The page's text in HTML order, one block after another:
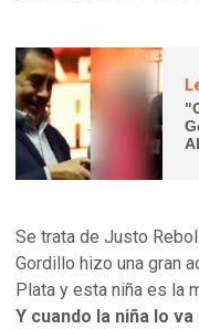
Se trata de Justo
Gordillo hizo una gran
Plata y esta niña es la
Y cuando la niña lo